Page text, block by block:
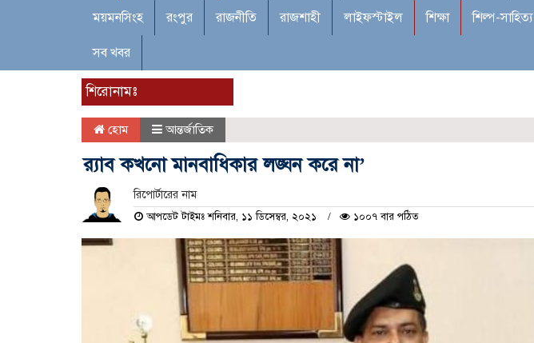
ময়মনসিংহ রংপুর রাজনীতি রাজশাহী লাইফস্টাইল শিক্ষা শিল্প-সাহিত্য
সব খবর
শিরোনামঃ
হোম আন্তর্জাতিক
র‌্যাব কখনো মানবাধিকার লঙ্ঘন করে না’
রিপোর্টারের নাম
আপডেট টাইমঃ শনিবার, ১১ ডিসেম্বর, ২০২১ ১০০৭ বার পঠিত